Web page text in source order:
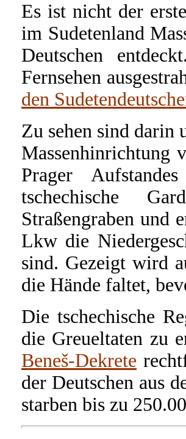
Es ist nicht der
im Sudetenland
Deutschen
Fernsehen
den
Zu sehen sind darin
Massenhinrichtung
Prager
tschechische
Straßengraben und
Lkw die
sind. Gezeigt wird
die Hände faltet,
Die tschechische
die Greueltaten zu
Beneš-Dekrete
der Deutschen aus
starben bis zu